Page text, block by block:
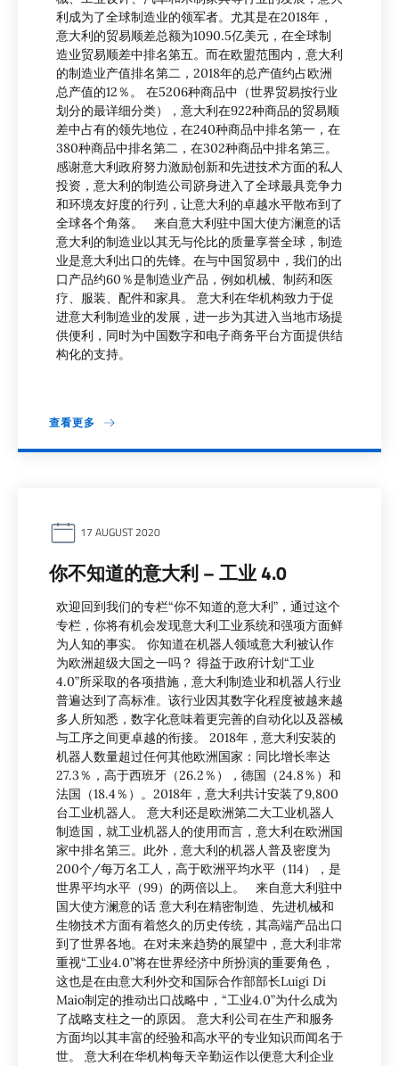
利成为了全球制造业的领军者。尤其是在2018年，
意大利的贸易顺差总额为1090.5亿美元，在全球制
造业贸易顺差中排名第五。而在欧盟范围内，意大利
的制造业产值排名第二，2018年的总产值约占欧洲
总产值的12％。 在5206种商品中（世界贸易按行业
划分的最详细分类），意大利在922种商品的贸易顺
差中占有的领先地位，在240种商品中排名第一，在
380种商品中排名第二，在302种商品中排名第三。
感谢意大利政府努力激励创新和先进技术方面的私人
投资，意大利的制造公司跻身进入了全球最具竞争力
和环境友好度的行列，让意大利的卓越水平散布到了
全球各个角落。 来自意大利驻中国大使方澜意的话
意大利的制造业以其无与伦比的质量享誉全球，制造
业是意大利出口的先锋。在与中国贸易中，我们的出
口产品约60％是制造业产品，例如机械、制药和医
疗、服装、配件和家具。 意大利在华机构致力于促
进意大利制造业的发展，进一步为其进入当地市场提
供便利，同时为中国数字和电子商务平台方面提供结
构化的支持。
查看更多
17 AUGUST 2020
你不知道的意大利 – 工业 4.0
欢迎回到我们的专栏“你不知道的意大利”，通过这个
专栏，你将有机会发现意大利工业系统和强项方面鲜
为人知的事实。 你知道在机器人领域意大利被认作
为欧洲超级大国之一吗？ 得益于政府计划“工业
4.0”所采取的各项措施，意大利制造业和机器人行业
普遍达到了高标准。该行业因其数字化程度被越来越
多人所知悉，数字化意味着更完善的自动化以及器械
与工序之间更卓越的衔接。 2018年，意大利安装的
机器人数量超过任何其他欧洲国家：同比增长率达
27.3％，高于西班牙（26.2％），德国（24.8％）和
法国（18.4％）。2018年，意大利共计安装了9,800
台工业机器人。 意大利还是欧洲第二大工业机器人
制造国，就工业机器人的使用而言，意大利在欧洲国
家中排名第三。此外，意大利的机器人普及密度为
200个/每万名工人，高于欧洲平均水平（114），是
世界平均水平（99）的两倍以上。 来自意大利驻中
国大使方澜意的话 意大利在精密制造、先进机械和
生物技术方面有着悠久的历史传统，其高端产品出口
到了世界各地。在对未来趋势的展望中，意大利非常
重视“工业4.0”将在世界经济中所扮演的重要角色，
这也是在由意大利外交和国际合作部部长Luigi Di
Maio制定的推动出口战略中，“工业4.0”为什么成为
了战略支柱之一的原因。 意大利公司在生产和服务
方面均以其丰富的经验和高水平的专业知识而闻名于
世。 意大利在华机构每天辛勤运作以便意大利企业